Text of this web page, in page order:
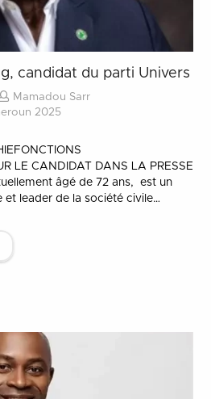
candidat du parti Univers
Mamadou Sarr
2025
LE CANDIDAT DANS LA PRESSE
âgé de 72 ans, est un
leader de la société civile…